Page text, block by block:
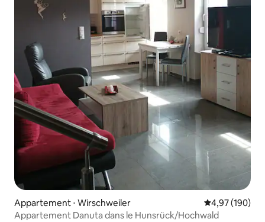
Appartement ⋅ Wirschweiler Évaluation
4,97 (190)
Appartement Danuta dans le Hunsrück/Hochwald